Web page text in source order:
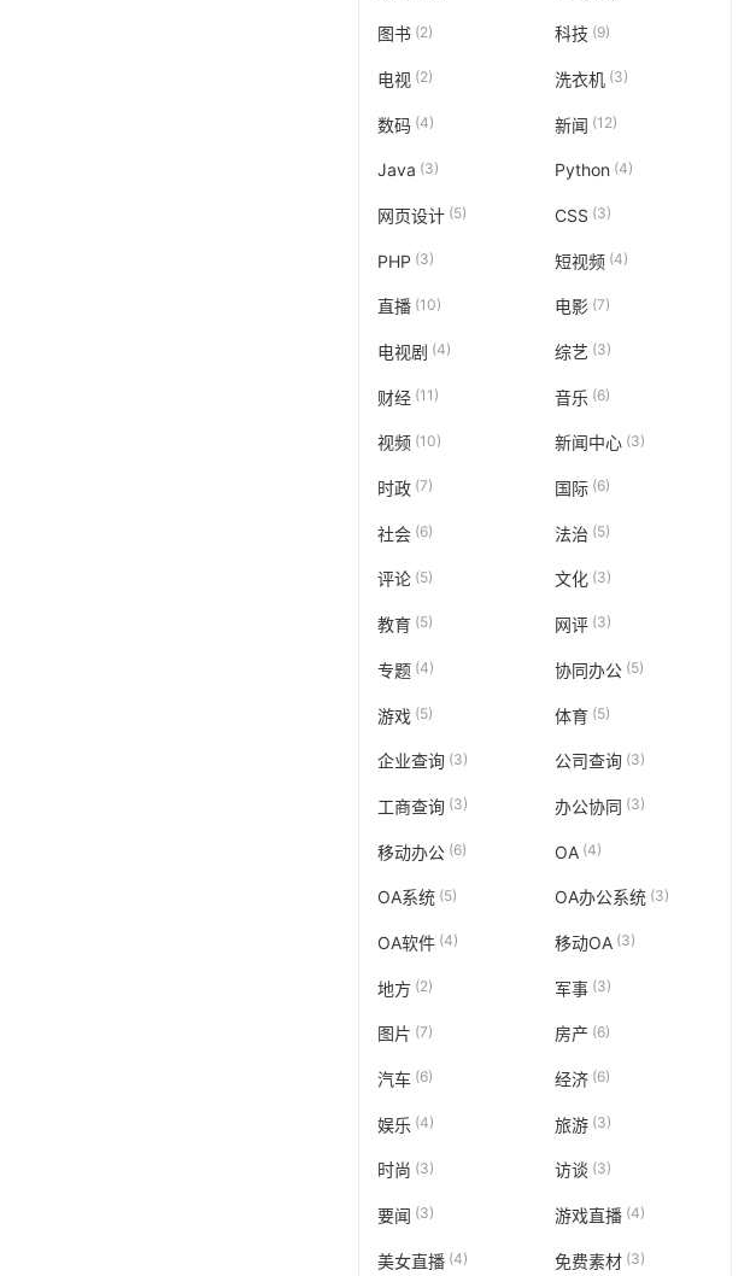
图书 (2) 科技 (9)
电视 (2) 洗衣机 (3)
数码 (4) 新闻 (12)
Java (3) Python (4)
网页设计 (5) CSS (3)
PHP (3) 短视频(4)
直播 (10) 电影 (7)
电视剧 (4) 综艺 (3)
财经 (11) 音乐 (6)
视频 (10) 新闻中心 (3)
时政 (7) 国际(6)
社会 (6) 法治 (5)
评论 (5) 文化 (3)
教育 (5) 网评(3)
专题 (4) 协同办公(5)
游戏 (5) 体育(5)
企业查询 (3) 公司查询(3)
工商查询 (3) 办公协同 (3)
移动办公 (6) OA (4)
OA系统 (5) OA办公系统(3)
OA软件 (4) 移动OA (3)
地方 (2) 军事 (3)
图片 (7) 房产 (6)
汽车 (6) 经济(6)
娱乐 (4) 旅游(3)
时尚 (3) 访谈 (3)
要闻 (3) 游戏直播(4)
美女直播 (4) 免费素材(3)